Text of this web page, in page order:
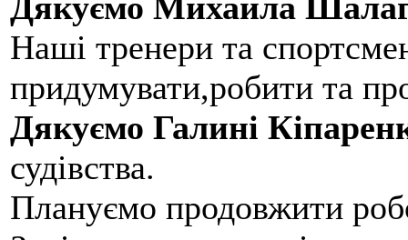
Наші тренери та
придумувати,робити та
Дякуємо Галині
судівства.
Плануємо продовжити